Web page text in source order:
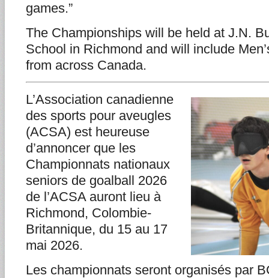
games.”
The Championships will be held at J.N.
School in Richmond and will include
from across Canada.
L’Association canadienne
des sports pour aveugles
(ACSA) est heureuse
d’annoncer que les
Championnats nationaux
seniors de goalball 2026
de l’ACSA auront lieu à
Richmond, Colombie-
Britannique, du 15 au 17
mai 2026.
Les championnats seront organisés par